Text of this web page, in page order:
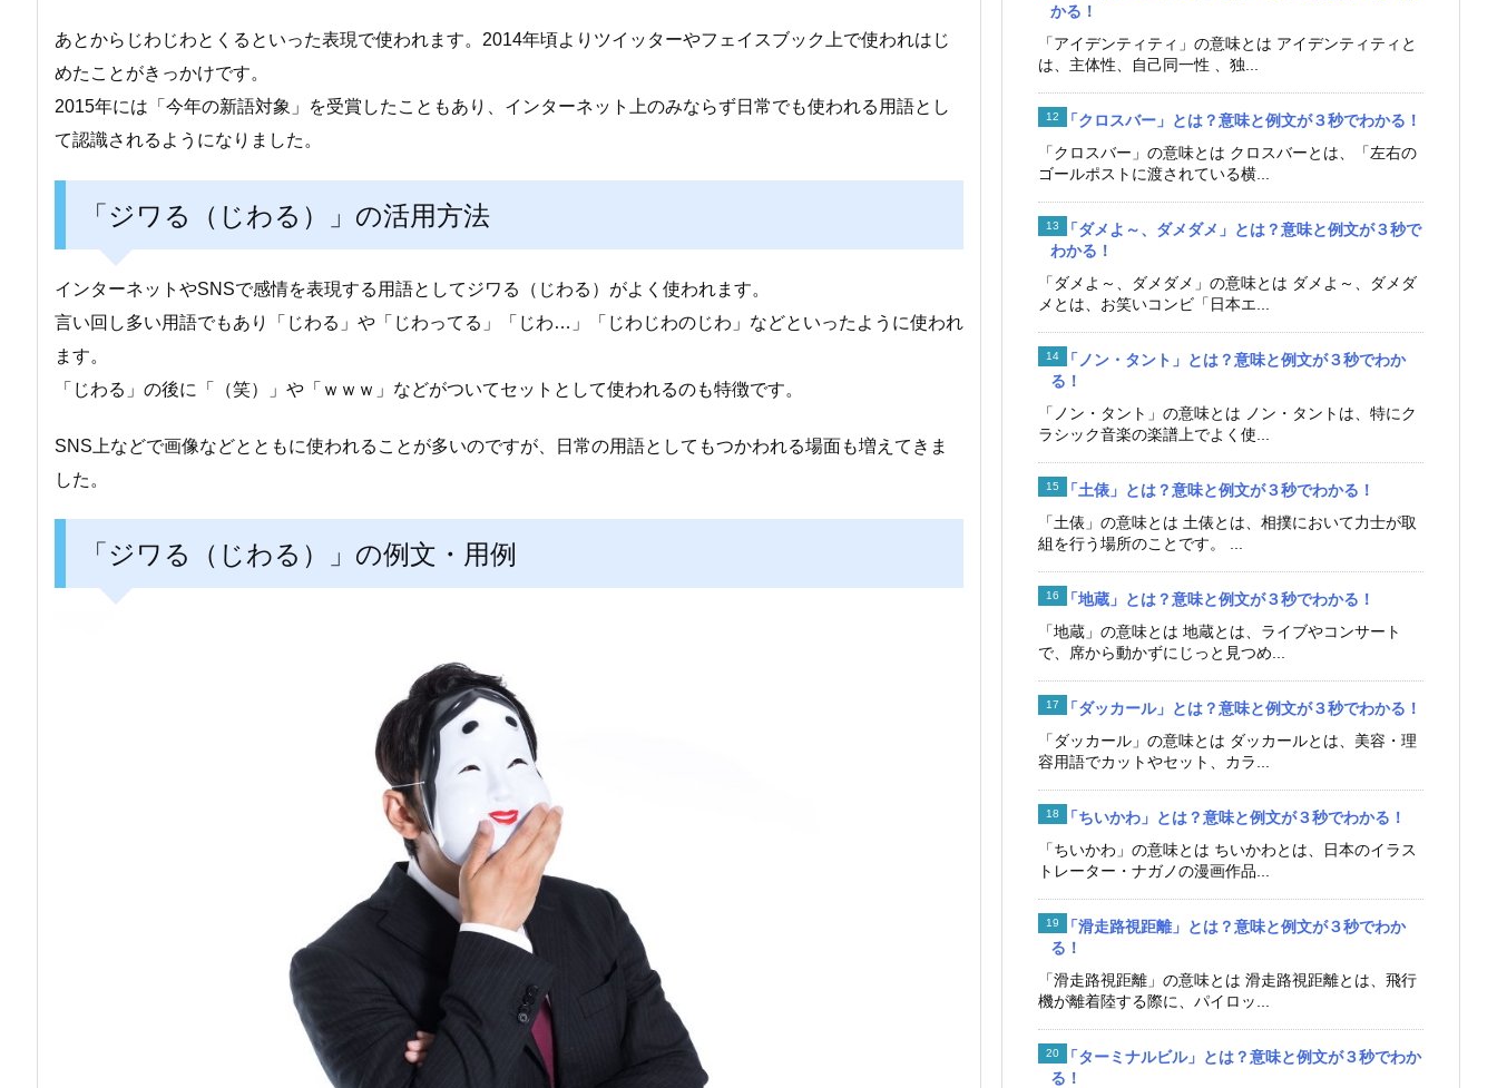
あとからじわじわとくるといった表現で使われます。2014年頃よりツイッターやフェイスブック上で使われはじ
めたことがきっかけです。
2015年には「今年の新語対象」を受賞したこともあり、インターネット上のみならず日常でも使われる用語とし
て認識されるようになりました。
「ジワる（じわる）」の活用方法
インターネットやSNSで感情を表現する用語としてジワる（じわる）がよく使われます。
言い回し多い用語でもあり「じわる」や「じわってる」「じわ…」「じわじわのじわ」などといったように使われ
ます。
「じわる」の後に「（笑）」や「ｗｗｗ」などがついてセットとして使われるのも特徴です。
SNS上などで画像などとともに使われることが多いのですが、日常の用語としてもつかわれる場面も増えてきま
した。
「ジワる（じわる）」の例文・用例
かる！
「アイデンティティ」の意味とは アイデンティティと
は、主体性、自己同一性 、独...
「クロスバー」とは？意味と例文が３秒でわかる！
「クロスバー」の意味とは クロスバーとは、「左右の
ゴールポストに渡されている横...
「ダメよ～、ダメダメ」とは？意味と例文が３秒で
わかる！
「ダメよ～、ダメダメ」の意味とは ダメよ～、ダメダ
メとは、お笑いコンビ「日本エ...
「ノン・タント」とは？意味と例文が３秒でわか
る！
「ノン・タント」の意味とは ノン・タントは、特にク
ラシック音楽の楽譜上でよく使...
「土俵」とは？意味と例文が３秒でわかる！
「土俵」の意味とは 土俵とは、相撲において力士が取
組を行う場所のことです。 ...
「地蔵」とは？意味と例文が３秒でわかる！
「地蔵」の意味とは 地蔵とは、ライブやコンサート
で、席から動かずにじっと見つめ...
「ダッカール」とは？意味と例文が３秒でわかる！
「ダッカール」の意味とは ダッカールとは、美容・理
容用語でカットやセット、カラ...
「ちいかわ」とは？意味と例文が３秒でわかる！
「ちいかわ」の意味とは ちいかわとは、日本のイラス
トレーター・ナガノの漫画作品...
「滑走路視距離」とは？意味と例文が３秒でわか
る！
「滑走路視距離」の意味とは 滑走路視距離とは、飛行
機が離着陸する際に、パイロッ...
「ターミナルビル」とは？意味と例文が３秒でわか
る！